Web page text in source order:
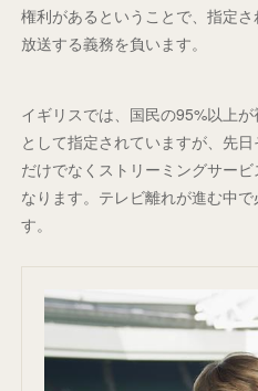
権利があるということで、指定
放送する義務を負います。
イギリスでは、国民の95%以上
として指定されていますが、先
だけでなくストリーミングサー
なります。テレビ離れが進む中
す。